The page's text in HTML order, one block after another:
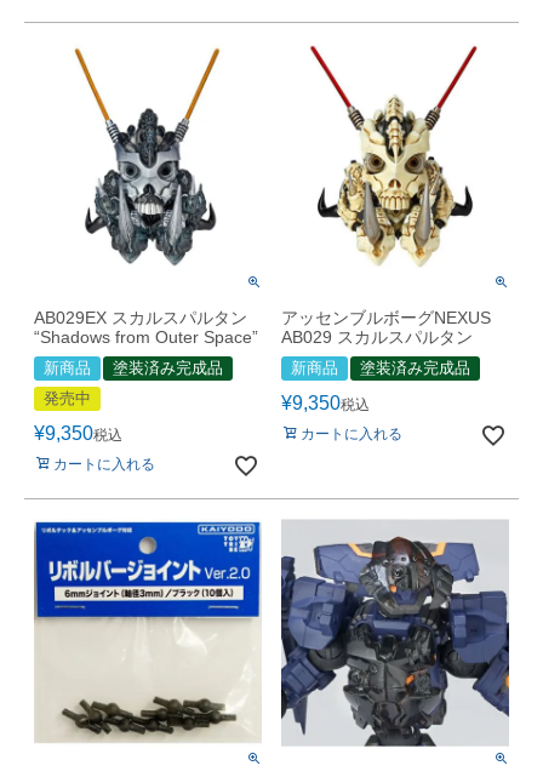
AB029EX スカルスパルタン
“Shadows from Outer Space”
新商品
塗装済み完成品
発売中
¥9,350税込
カートに入れる
アッセンブルボーグNEXUS
AB029 スカルスパルタン
新商品 塗装済み完成品
¥9,350税込
カートに入れる